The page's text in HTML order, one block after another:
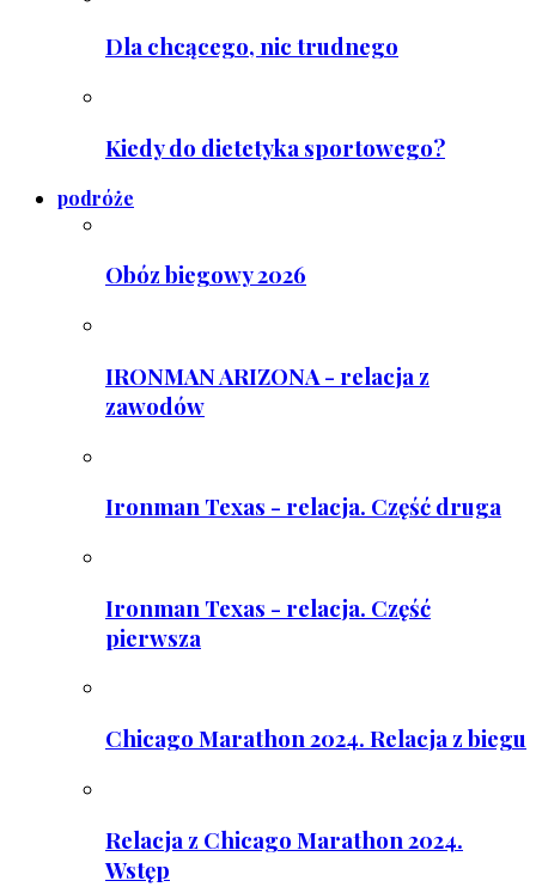
Dla chcącego, nic trudnego
Kiedy do dietetyka sportowego?
podróże
Obóz biegowy 2026
IRONMAN ARIZONA - relacja z
zawodów
Ironman Texas - relacja. Część druga
Ironman Texas - relacja. Część
pierwsza
Chicago Marathon 2024. Relacja z biegu
Relacja z Chicago Marathon 2024.
Wstęp